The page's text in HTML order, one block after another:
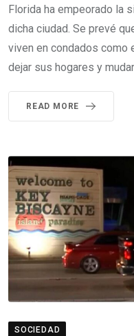
Florida ha empeorado la
dicha ciudad. Se prevé
viven en condados como
dejar sus hogares y
READ MORE
SOCIEDAD